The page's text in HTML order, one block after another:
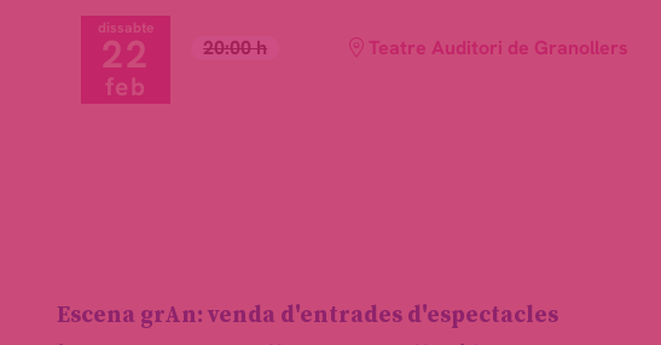
dissabte
22
feb
20:00 h Teatre Auditori de Granollers
Escena grAn: venda d'entrades d'espectacles